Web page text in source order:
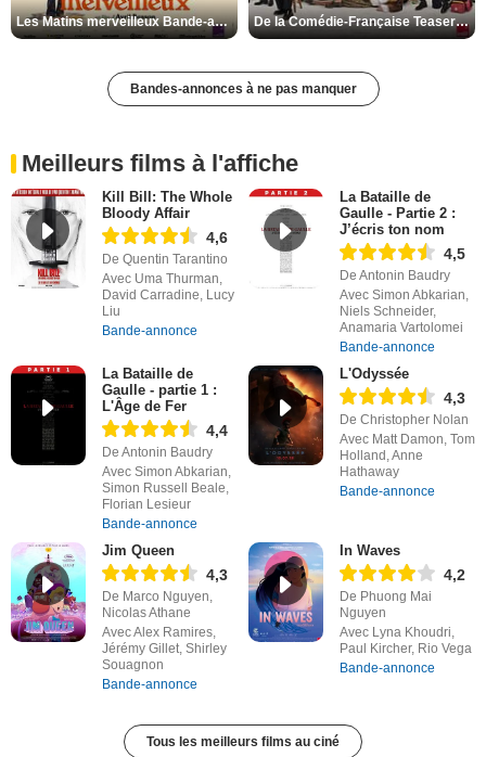
Les Matins merveilleux Bande-annonce VF De la Comédie-Française Teaser VF
Bandes-annonces à ne pas manquer
Meilleurs films à l'affiche
Kill Bill: The Whole
Bloody Affair
4,6
De Quentin Tarantino
Avec Uma Thurman,
David Carradine, Lucy
Liu
Bande-annonce
La Bataille de
Gaulle - Partie 2 :
J’écris ton nom
4,5
De Antonin Baudry
Avec Simon Abkarian,
Niels Schneider,
Anamaria Vartolomei
Bande-annonce
La Bataille de
Gaulle - partie 1 :
L'Âge de Fer
4,4
De Antonin Baudry
Avec Simon Abkarian,
Simon Russell Beale,
Florian Lesieur
Bande-annonce
L'Odyssée
4,3
De Christopher Nolan
Avec Matt Damon, Tom
Holland, Anne
Hathaway
Bande-annonce
Jim Queen
4,3
De Marco Nguyen,
Nicolas Athane
Avec Alex Ramires,
Jérémy Gillet, Shirley
Souagnon
Bande-annonce
In Waves
4,2
De Phuong Mai
Nguyen
Avec Lyna Khoudri,
Paul Kircher, Rio Vega
Bande-annonce
Tous les meilleurs films au ciné